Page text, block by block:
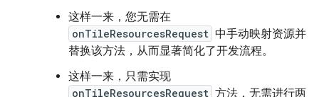
这样一来，您无需在
onTileResourcesRequest 中手动映射资源并
替换该方法，从而显著简化了开发流程。
这样一来，只需实现
onTileResourcesRequest 方法，无需进行两